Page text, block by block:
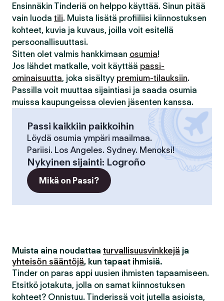
Ensinnäkin Tinderiä on helppo käyttää. Sinun pitää
vain luoda tili. Muista lisätä profiiliisi kiinnostuksen
kohteet, kuvia ja kuvaus, joilla voit esitellä
persoonallisuuttasi.
Sitten olet valmis hankkimaan osumia!
Jos lähdet matkalle, voit käyttää passi-
ominaisuutta, joka sisältyy premium-tilauksiin.
Passilla voit muuttaa sijaintiasi ja saada osumia
muissa kaupungeissa olevien jäsenten kanssa.
Passi kaikkiin paikkoihin
Löydä osumia ympäri maailmaa.
Pariisi. Los Angeles. Sydney. Menoksi!
Nykyinen sijainti: Logroño
Mikä on Passi?
Muista aina noudattaa turvallisuusvinkkejä ja
yhteisön sääntöjä, kun tapaat ihmisiä.
Tinder on paras appi uusien ihmisten tapaamiseen.
Etsitkö jotakuta, jolla on samat kiinnostuksen
kohteet? Onnistuu. Tinderissä voit jutella asioista,